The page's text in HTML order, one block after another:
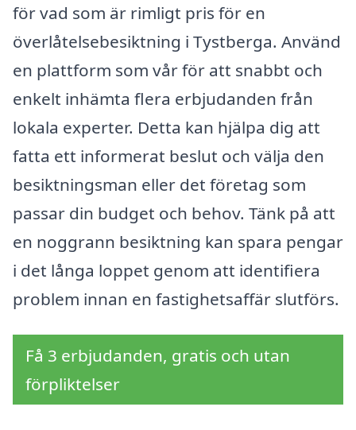
för vad som är rimligt pris för en
överlåtelsebesiktning i Tystberga. Använd
en plattform som vår för att snabbt och
enkelt inhämta flera erbjudanden från
lokala experter. Detta kan hjälpa dig att
fatta ett informerat beslut och välja den
besiktningsman eller det företag som
passar din budget och behov. Tänk på att
en noggrann besiktning kan spara pengar
i det långa loppet genom att identifiera
problem innan en fastighetsaffär slutförs.
Få 3 erbjudanden, gratis och utan
förpliktelser